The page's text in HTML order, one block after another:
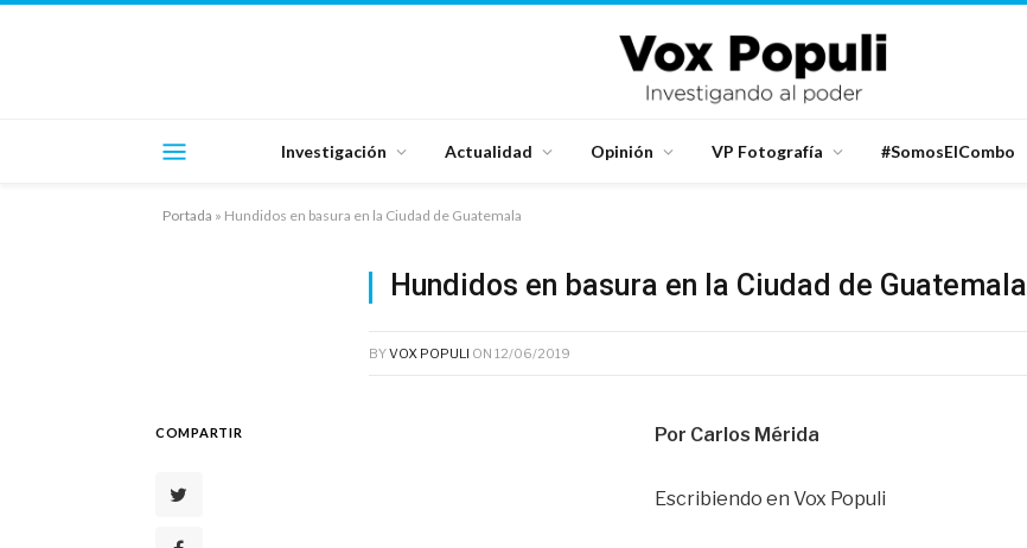
Investigación Actualidad Opinión VP Fotografía #SomosElCombo
Portada » Hundidos en basura en la Ciudad de Guatemala
Hundidos en basura en la Ciudad de Guatemala
BYVOX POPULI ON 12/06/2019
COMPARTIR Por Carlos Mérida
Escribiendo en Vox Populi